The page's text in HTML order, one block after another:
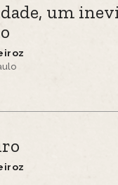
um